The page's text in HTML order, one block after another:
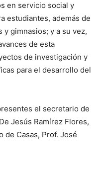
en servicio social y
estudiantes, además de
gimnasios; y a su vez,
de esta
de investigación y
para el desarrollo del
el secretario de
Jesús Ramírez Flores,
de Casas, Prof. José